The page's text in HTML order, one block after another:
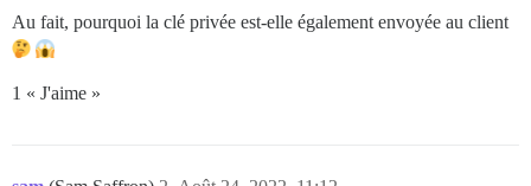
Au fait, pourquoi la clé privée est-elle également envoyée au client
1 « J'aime »